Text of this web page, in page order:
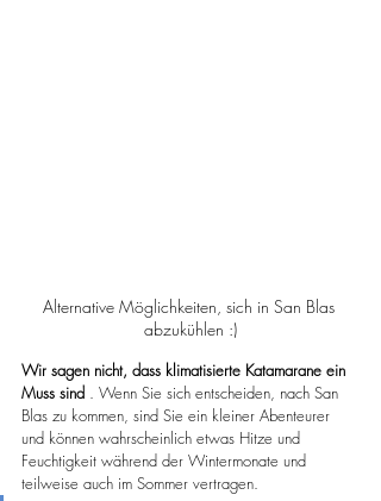
Alternative Möglichkeiten, sich in San Blas
abzukühlen :)
Wir sagen nicht, dass klimatisierte Katamarane ein
Muss sind . Wenn Sie sich entscheiden, nach San
Blas zu kommen, sind Sie ein kleiner Abenteurer
und können wahrscheinlich etwas Hitze und
Feuchtigkeit während der Wintermonate und
teilweise auch im Sommer vertragen.